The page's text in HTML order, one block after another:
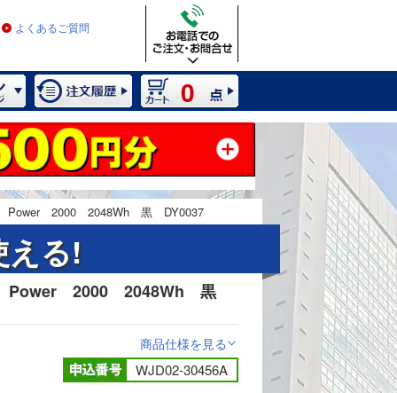
よくあるご質問
0
Power 2000 2048Wh 黒 DY0037
える!
2 / 8
Power 2000 2048Wh 黒
商品仕様を見る>
WJD02-30456A